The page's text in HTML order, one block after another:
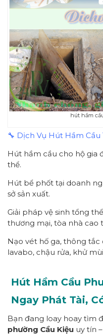
hút hầm
🔧 Dịch Vụ Hút Hầm Cầu
Hút hầm cầu cho hộ gia
thể.
Hút bể phốt tại doanh
sở sản xuất.
Giải pháp vệ sinh tổng
thương mại, tòa nhà cao
Nạo vét hố ga, thông tắc
lavabo, chậu rửa, khử
Hút Hầm Cầu
Ngay Phát Tài,
Bạn đang loay hoay tìm
phường Cầu Kiệu uy tín